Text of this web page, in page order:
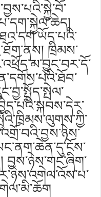
ཁྲིམས་
བྱས་ཉེས་གང་ཞིག་